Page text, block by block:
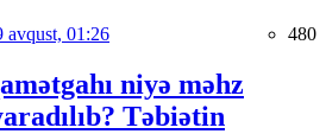
avqust, 01:26 480
niyə məhz
Təbiətin